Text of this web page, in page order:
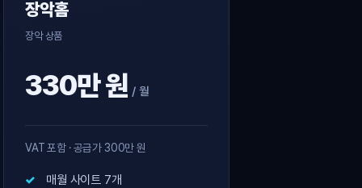
장악홈
장악 상품
330만 원 / 월
VAT 포함 · 공급가 300만 원
매월 사이트 7개